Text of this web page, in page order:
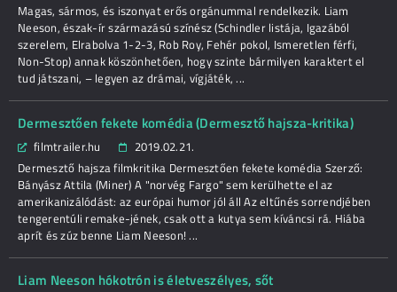
Magas, sármos, és iszonyat erős orgánummal rendelkezik. Liam
Neeson, észak-ír származású színész (Schindler listája, Igazából
szerelem, Elrabolva 1-2-3, Rob Roy, Fehér pokol, Ismeretlen férfi,
Non-Stop) annak köszönhetően, hogy szinte bármilyen karaktert el
tud játszani, – legyen az drámai, vígjáték, ...
Dermesztően fekete komédia (Dermesztő hajsza-kritika)
filmtrailer.hu
2019.02.21.
Dermesztő hajsza filmkritika Dermesztően fekete komédia Szerző:
Bányász Attila (Miner) A "norvég Fargo" sem kerülhette el az
amerikanizálódást: az európai humor jól áll Az eltűnés sorrendjében
tengerentúli remake-jének, csak ott a kutya sem kíváncsi rá. Hiába
aprít és zúz benne Liam Neeson! ...
Liam Neeson hókotrón is életveszélyes, sőt